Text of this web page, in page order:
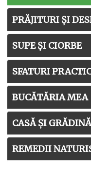
PRĂJITURI ȘI
SUPE ȘI CIORBE
SFATURI
BUCĂTĂRIA MEA
CASĂ ȘI GRĂDINĂ
REMEDII